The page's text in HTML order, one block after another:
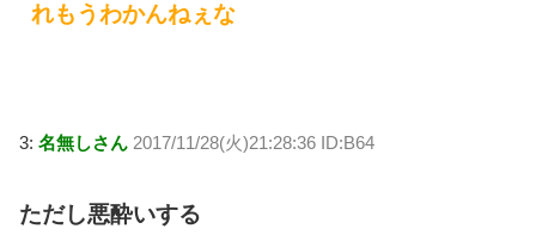
れもうわかんねぇな
3: 名無しさん 2017/11/28(火)21:28:36 ID:B64
ただし悪酔いする